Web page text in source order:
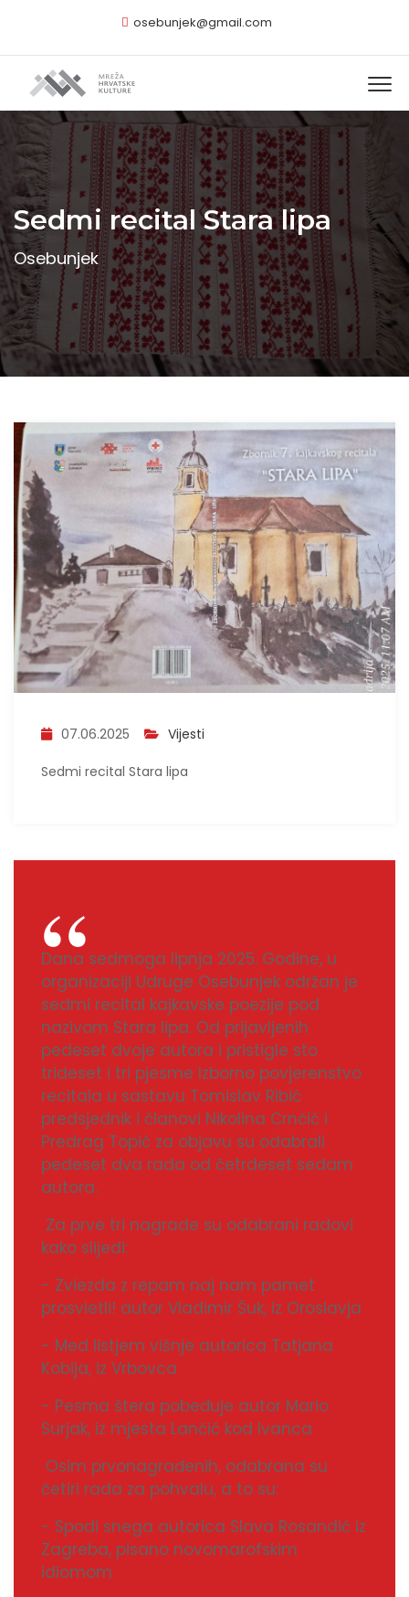
osebunjek@gmail.com
Sedmi recital Stara lipa
Osebunjek
07.06.2025 Vijesti
Sedmi recital Stara lipa
Dana sedmoga lipnja 2025. Godine, u
organizaciji Udruge Osebunjek održan je
sedmi recital kajkavske poezije pod
nazivom Stara lipa. Od prijavljenih
pedeset dvoje autora i pristigle sto
trideset i tri pjesme Izborno povjerenstvo
recitala u sastavu Tomislav Ribić
predsjednik i članovi Nikolina Crnčić i
Predrag Topić za objavu su odabrali
pedeset dva rada od četrdeset sedam
autora.
Za prve tri nagrade su odabrani radovi
kako slijedi:
- Zviezda z repam naj nam pamet
prosvietli! autor Vladimir Šuk, iz Oroslavja
- Med listjem višnje autorica Tatjana
Kobija, iz Vrbovca
- Pesma štera pobeđuje autor Mario
Surjak, iz mjesta Lančić kod Ivanca
Osim prvonagrađenih, odabrana su
četiri rada za pohvalu, a to su:
- Spodi snega autorica Slava Rosandić iz
Zagreba, pisano novomarofskim
idiomom